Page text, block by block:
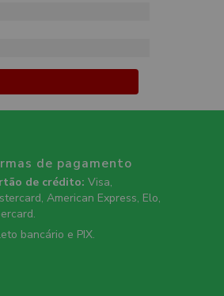
de pagamento
de crédito: Visa,
American Express, Elo,
bancário e PIX.